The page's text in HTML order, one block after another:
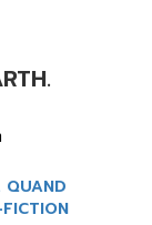
QUAND